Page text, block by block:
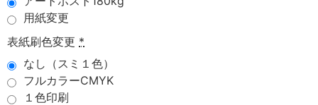
用紙変更
表紙刷色変更 *
なし（スミ１色）
フルカラーCMYK
１色印刷